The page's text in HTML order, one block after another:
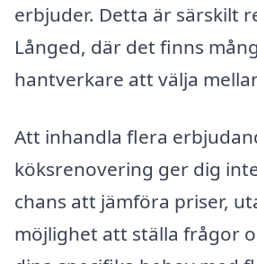
erbjuder. Detta är särskilt
Långed, där det finns
hantverkare att välja
Att inhandla flera
köksrenovering ger dig
chans att jämföra priser,
möjlighet att ställa frågor